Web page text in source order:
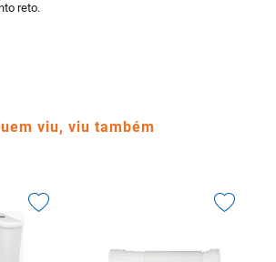
reto.
viu, viu também